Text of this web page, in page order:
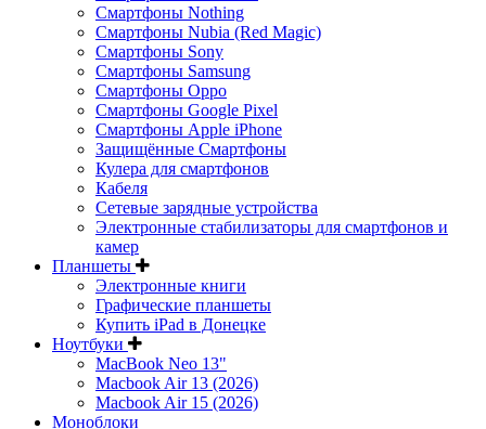
Смартфоны Nothing
Смартфоны Nubia (Red Magic)
Смартфоны Sony
Смартфоны Samsung
Смартфоны Oppo
Смартфоны Google Pixel
Смартфоны Apple iPhone
Защищённые Смартфоны
Кулера для смартфонов
Кабеля
Сетевые зарядные устройства
Электронные стабилизаторы для смартфонов и
камер
Планшеты
Электронные книги
Графические планшеты
Купить iPad в Донецке
Ноутбуки
MacBook Neo 13"
Macbook Air 13 (2026)
Macbook Air 15 (2026)
Моноблоки